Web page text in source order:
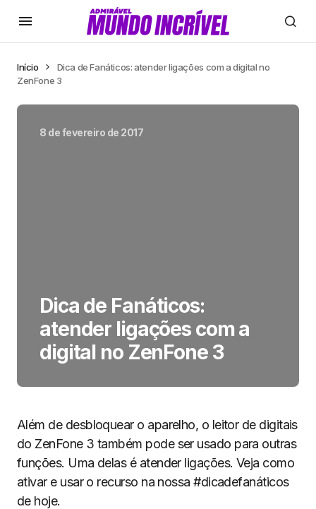
Início
Dica de Fanáticos: atender ligações com a digital no
ZenFone 3
8 de fevereiro de 2017
Dica de Fanáticos:
atender ligações com a
digital no ZenFone 3
Além de desbloquear o aparelho, o leitor de digitais
do ZenFone 3 também pode ser usado para outras
funções. Uma delas é atender ligações. Veja como
ativar e usar o recurso na nossa #dicadefanáticos
de hoje.